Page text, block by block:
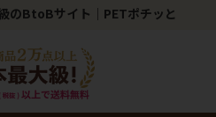
のBtoBサイト｜PETポチッと